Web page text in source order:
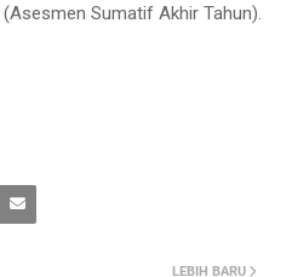
Sumatif Akhir Tahun).
LEBIH BARU